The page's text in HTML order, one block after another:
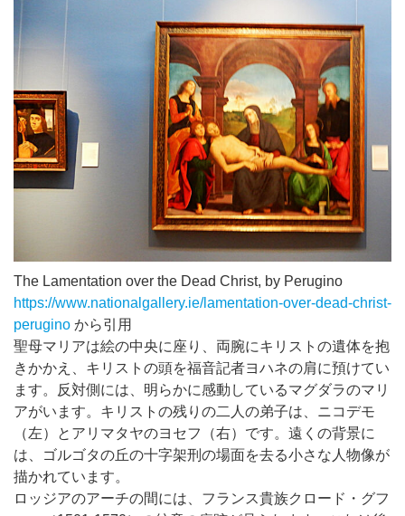
The Lamentation over the Dead Christ, by Perugino
https://www.nationalgallery.ie/lamentation-over-dead-christ-
perugino から引用
聖母マリアは絵の中央に座り、両腕にキリストの遺体を抱
きかかえ、キリストの頭を福音記者ヨハネの肩に預けてい
ます。反対側には、明らかに感動しているマグダラのマリ
アがいます。キリストの残りの二人の弟子は、ニコデモ
（左）とアリマタヤのヨセフ（右）です。遠くの背景に
は、ゴルゴタの丘の十字架刑の場面を去る小さな人物像が
描かれています。
ロッジアのアーチの間には、フランス貴族クロード・グフ